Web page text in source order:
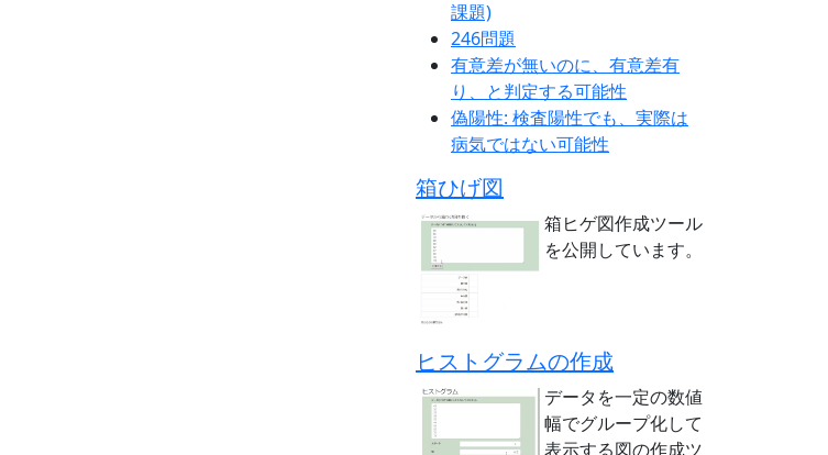
課題)
246問題
有意差が無いのに、有意差有
り、と判定する可能性
偽陽性: 検査陽性でも、実際は
病気ではない可能性
箱ひげ図
箱ヒゲ図作成ツール
を公開しています。
ヒストグラムの作成
データを一定の数値
幅でグループ化して
表示する図の作成ツ